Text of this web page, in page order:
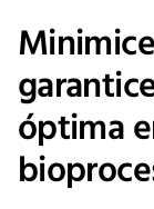
óptima